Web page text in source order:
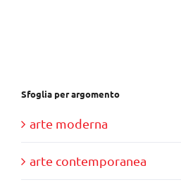
Sfoglia per argomento
arte moderna
arte contemporanea